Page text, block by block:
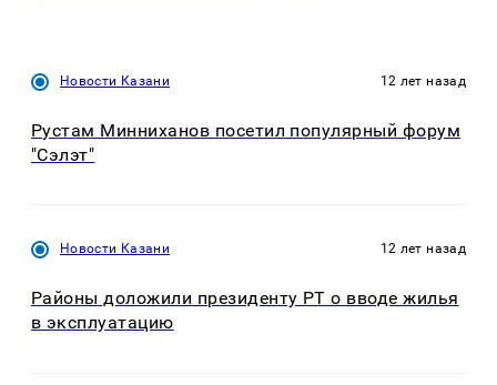
Новости Казани 12 лет назад
Рустам Минниханов посетил популярный форум
"Сэлэт"
Новости Казани 12 лет назад
Районы доложили президенту РТ о вводе жилья
в эксплуатацию